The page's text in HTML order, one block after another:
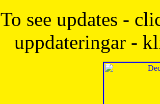
To see updates -
uppdateringar -